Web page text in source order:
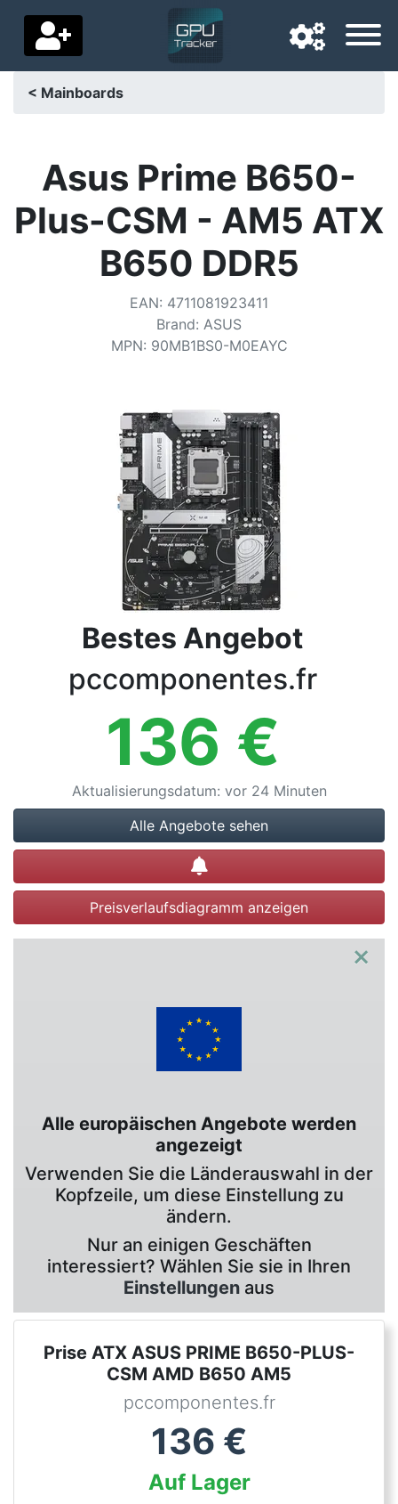
Lieferland
Startseite
Einstellungen
< Mainboards
Asus Prime B650-
Plus-CSM - AM5 ATX
B650 DDR5
EAN: 4711081923411
Brand: ASUS
MPN: 90MB1BS0-M0EAYC
Bestes Angebot
pccomponentes.fr
136 €
Aktualisierungsdatum: vor 24 Minuten
Alle Angebote sehen
Preisalarm setzen
Preisverlaufsdiagramm anzeigen
×
Alle europäischen Angebote werden
angezeigt
Verwenden Sie die Länderauswahl in der
Kopfzeile, um diese Einstellung zu
ändern.
Nur an einigen Geschäften
interessiert? Wählen Sie sie in Ihren
Einstellungen aus
Prise ATX ASUS PRIME B650-PLUS-
CSM AMD B650 AM5
pccomponentes.fr
136 €
Auf Lager